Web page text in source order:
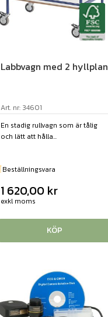
Labbvagn med 2 hyllplan
Art. nr: 34601
En stadig rullvagn som är tålig
och lätt att hålla...
Beställningsvara
1 620,00 kr
exkl moms
KÖP